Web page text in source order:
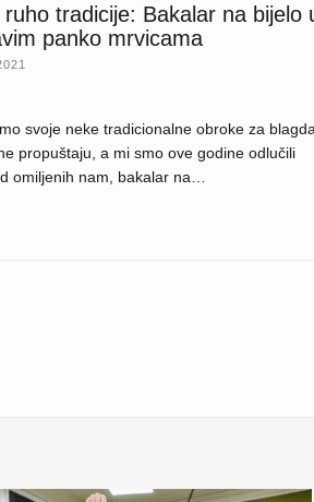
ruho tradicije: Bakalar na bijelo
panko mrvicama
svoje neke tradicionalne obroke za
propuštaju, a mi smo ove godine odlučili
omiljenih nam, bakalar na…